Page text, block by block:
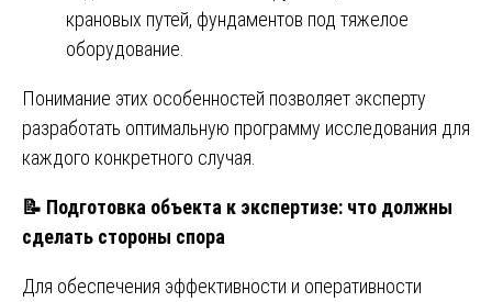
крановых путей, фундаментов под тяжелое
оборудование.
Понимание этих особенностей позволяет эксперту
разработать оптимальную программу исследования для
каждого конкретного случая.
📝 Подготовка объекта к экспертизе: что должны
сделать стороны спора
Для обеспечения эффективности и оперативности